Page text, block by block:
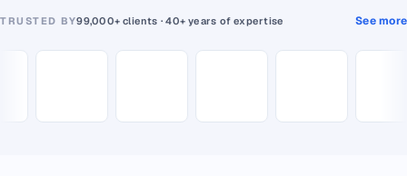
TRUSTED BY99,000+ clients · 40+ years of expertise See more